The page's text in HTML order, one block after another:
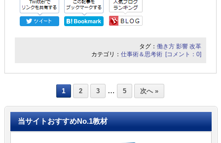
タグ：働き方 影響 改革
カテゴリ：仕事術＆思考術 [コメント：0]
1 2 3 … 5 次へ »
当サイトおすすめNo.1教材